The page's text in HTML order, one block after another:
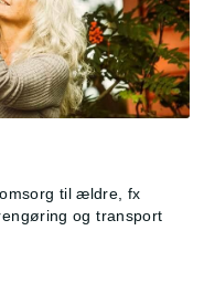
til ældre, fx
og transport